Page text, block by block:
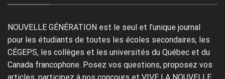
NOUVELLE GÉNÉRATION est le seul et l’unique journal
pour les étudiants de toutes les écoles secondaires, les
CÉGEPS, les collèges et les universités du Québec et du
Canada francophone. Posez vos questions, proposez vos